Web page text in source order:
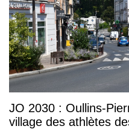
JO 2030 : Oullins-
village des athlètes